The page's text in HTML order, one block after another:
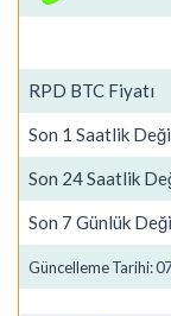
RPD BTC Fiyatı
Son 1 Saatlik
Son 24 Saatlik
Son 7 Günlük
Güncelleme Tarihi: